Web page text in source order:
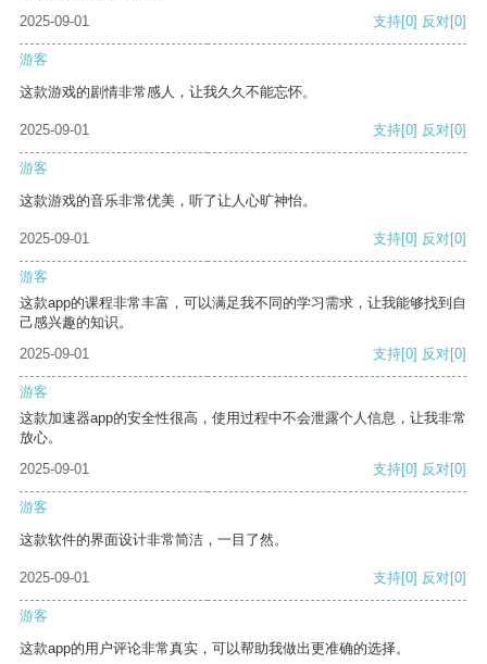
2025-09-01
支持[0] 反对[0]
游客
这款游戏的剧情非常感人，让我久久不能忘怀。
2025-09-01 支持[0] 反对[0]
游客
这款游戏的音乐非常优美，听了让人心旷神怡。
2025-09-01 支持[0] 反对[0]
游客
这款app的课程非常丰富，可以满足我不同的学习需求，让我能够找到自
己感兴趣的知识。
2025-09-01
支持[0] 反对[0]
游客
这款加速器app的安全性很高，使用过程中不会泄露个人信息，让我非常
放心。
2025-09-01
支持[0] 反对[0]
游客
这款软件的界面设计非常简洁，一目了然。
2025-09-01 支持[0] 反对[0]
游客
这款app的用户评论非常真实，可以帮助我做出更准确的选择。